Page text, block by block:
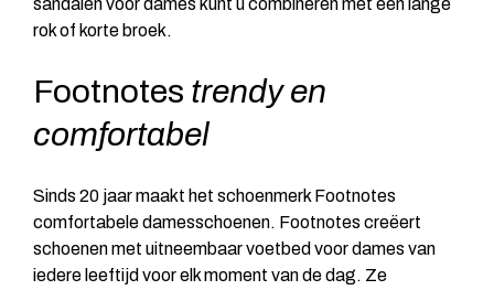
rok of korte broek.
Footnotes trendy en
comfortabel
Sinds 20 jaar maakt het schoenmerk Footnotes
comfortabele damesschoenen. Footnotes creëert
schoenen met uitneembaar voetbed voor dames van
iedere leeftijd voor elk moment van de dag. Ze